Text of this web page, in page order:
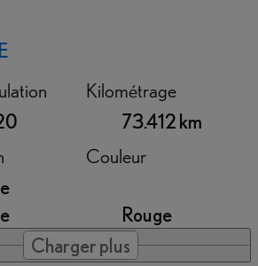
Kilométrage
73.412 km
Couleur
Rouge
Charger plus